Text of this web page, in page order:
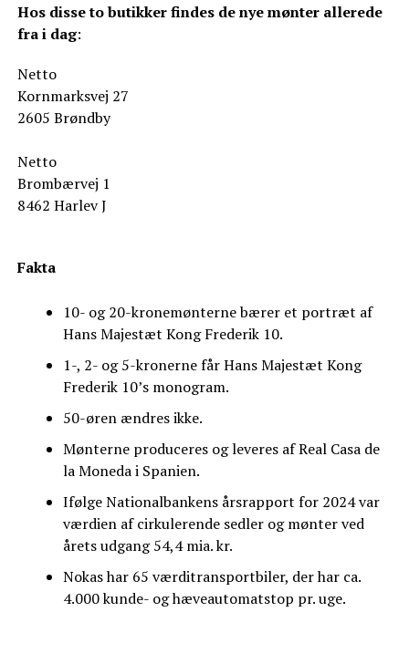
Hos disse to butikker findes de nye mønter allerede
fra i dag:
Netto
Kornmarksvej 27
2605 Brøndby
Netto
Brombærvej 1
8462 Harlev J
Fakta
10- og 20-kronemønterne bærer et portræt af
Hans Majestæt Kong Frederik 10.
1-, 2- og 5-kronerne får Hans Majestæt Kong
Frederik 10’s monogram.
50-øren ændres ikke.
Mønterne produceres og leveres af Real Casa de
la Moneda i Spanien.
Ifølge Nationalbankens årsrapport for 2024 var
værdien af cirkulerende sedler og mønter ved
årets udgang 54,4 mia. kr.
Nokas har 65 værditransportbiler, der har ca.
4.000 kunde- og hæveautomatstop pr. uge.